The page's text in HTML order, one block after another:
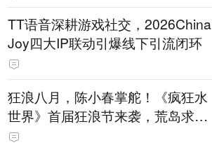
TT语音深耕游戏社交，2026China
Joy四大IP联动引爆线下引流闭环
狂浪八月，陈小春掌舵！《疯狂水
世界》首届狂浪节来袭，荒岛求生
直播即将开启